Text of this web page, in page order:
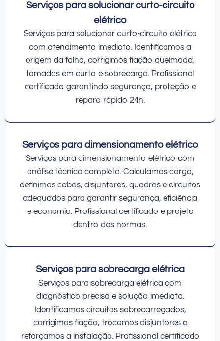
Serviços para solucionar curto-circuito
elétrico
Serviços para solucionar curto-circuito elétrico
com atendimento imediato. Identificamos a
origem da falha, corrigimos fiação queimada,
tomadas em curto e sobrecarga. Profissional
certificado garantindo segurança, proteção e
reparo rápido 24h.
Serviços para dimensionamento elétrico
Serviços para dimensionamento elétrico com
análise técnica completa. Calculamos carga,
definimos cabos, disjuntores, quadros e circuitos
adequados para garantir segurança, eficiência
e economia. Profissional certificado e projeto
dentro das normas.
Serviços para sobrecarga elétrica
Serviços para sobrecarga elétrica com
diagnóstico preciso e solução imediata.
Identificamos circuitos sobrecarregados,
corrigimos fiação, trocamos disjuntores e
reforçamos a instalação. Profissional certificado